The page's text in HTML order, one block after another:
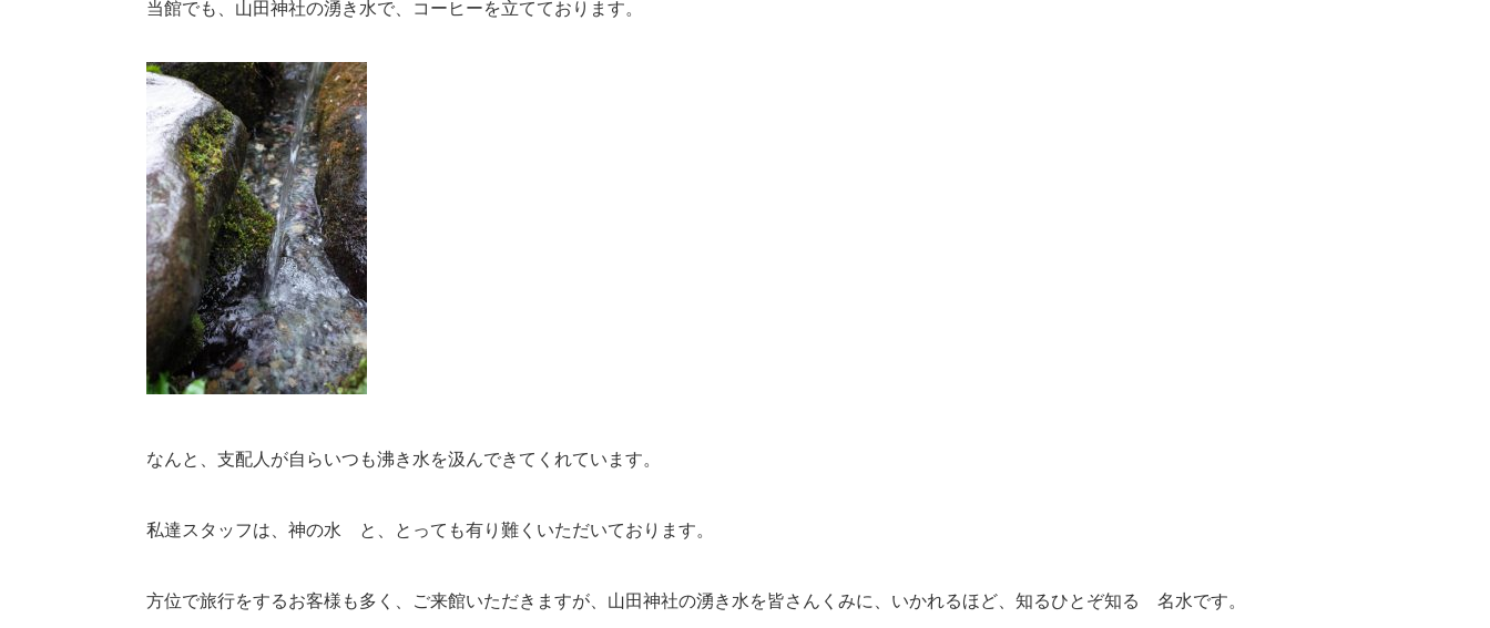
当館でも、山田神社の湧き水で、コーヒーを立てております。
なんと、支配人が自らいつも沸き水を汲んできてくれています。
私達スタッフは、神の水 と、とっても有り難くいただいております。
方位で旅行をするお客様も多く、ご来館いただきますが、山田神社の湧き水を皆さんくみに、いかれるほど、知るひとぞ知る 名水です。